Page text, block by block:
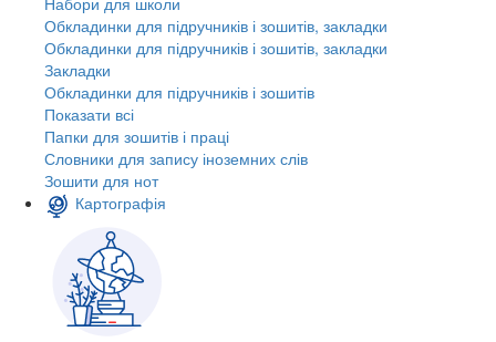
Обкладинки для підручників і зошитів, закладки
Обкладинки для підручників і зошитів, закладки
Закладки
Обкладинки для підручників і зошитів
Показати всі
Папки для зошитів і праці
Словники для запису іноземних слів
Зошити для нот
Картографія